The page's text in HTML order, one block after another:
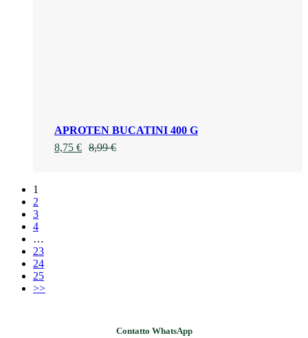
APROTEN BUCATINI 400 G
8,99€
8,75 €
1
2
3
4
…
23
24
25
>>
Contatto WhatsApp